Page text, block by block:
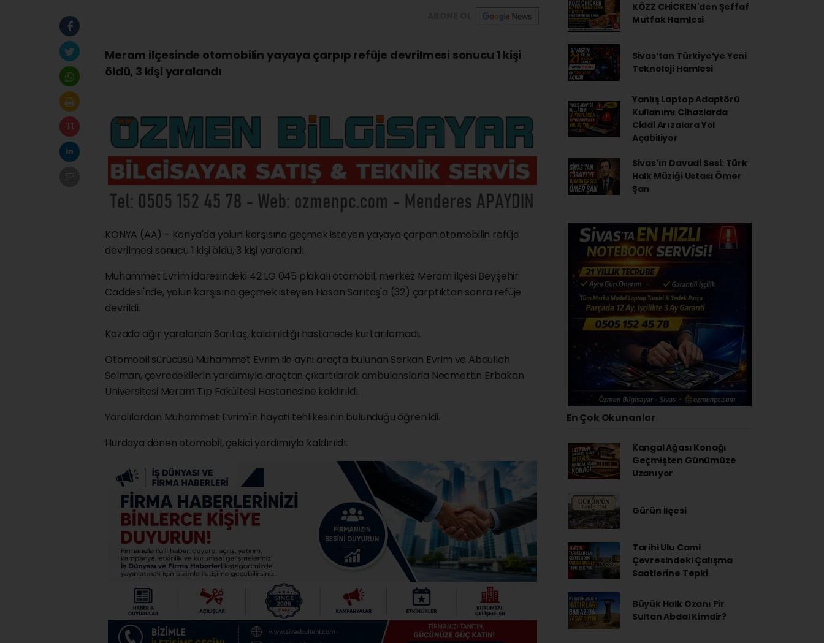
Meram ilçesinde otomobilin yayaya çarpıp refüje devrilmesi sonucu 1 kişi
öldü, 3 kişi yaralandı
KONYA (AA) - Konya'da yolun karşısına geçmek isteyen yayaya çarpan otomobilin refüje
devrilmesi sonucu 1 kişi öldü, 3 kişi yaralandı.
Muhammet Evrim idaresindeki 42 LG 045 plakalı otomobil, merkez Meram ilçesi Beyşehir
Caddesi'nde, yolun karşısına geçmek isteyen Hasan Sarıtaş'a (32) çarptıktan sonra refüje
devrildi.
Kazada ağır yaralanan Sarıtaş, kaldırıldığı hastanede kurtarılamadı.
Otomobil sürücüsü Muhammet Evrim ile aynı araçta bulunan Serkan Evrim ve Abdullah
Selman, çevredekilerin yardımıyla araçtan çıkartılarak ambulanslarla Necmettin Erbakan
Üniversitesi Meram Tıp Fakültesi Hastanesine kaldırıldı.
Yaralılardan Muhammet Evrim'in hayati tehlikesinin bulunduğu öğrenildi.
Hurdaya dönen otomobil, çekici yardımıyla kaldırıldı.
KÖZZ CHİCKEN'den Şeffaf
Mutfak Hamlesi
Sivas’tan Türkiye’ye Yeni
Teknoloji Hamlesi
Yanlış Laptop Adaptörü
Kullanımı Cihazlarda
Ciddi Arızalara Yol
Açabiliyor
Sivas'ın Davudi Sesi: Türk
Halk Müziği Ustası Ömer
Şan
En Çok Okunanlar
Kangal Ağası Konağı
Geçmişten Günümüze
Uzanıyor
Gürün İlçesi
Tarihi Ulu Cami
Çevresindeki Çalışma
Saatlerine Tepki
Büyük Halk Ozanı Pir
Sultan Abdal Kimdir?